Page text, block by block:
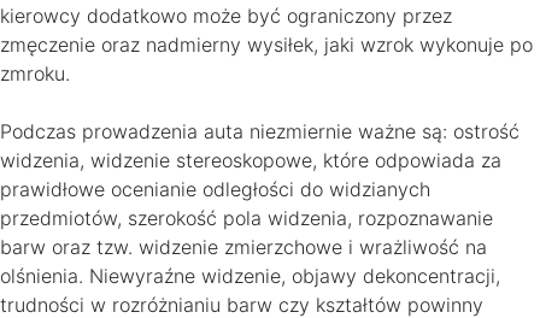
kierowcy dodatkowo może być ograniczony przez
zmęczenie oraz nadmierny wysiłek, jaki wzrok wykonuje po
zmroku.
Podczas prowadzenia auta niezmiernie ważne są: ostrość
widzenia, widzenie stereoskopowe, które odpowiada za
prawidłowe ocenianie odległości do widzianych
przedmiotów, szerokość pola widzenia, rozpoznawanie
barw oraz tzw. widzenie zmierzchowe i wrażliwość na
olśnienia. Niewyraźne widzenie, objawy dekoncentracji,
trudności w rozróżnianiu barw czy kształtów powinny